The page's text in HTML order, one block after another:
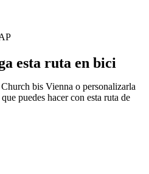
esta ruta en bici
bis Vienna o personalizarla
puedes hacer con esta ruta de